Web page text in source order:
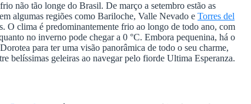
não tão longe do Brasil. De março a setembro estão as
algumas regiões como Bariloche, Valle Nevado e Torres del
O clima é predominantemente frio ao longo de todo ano, com
no inverno pode chegar a 0 °C. Embora pequenina, há o
para ter uma visão panorâmica de todo o seu charme,
belíssimas geleiras ao navegar pelo fiorde Ultima Esperanza.